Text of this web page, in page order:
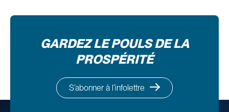
GARDEZ LE POULS DE LA
PROSPÉRITÉ
S’abonner à l’infolettre